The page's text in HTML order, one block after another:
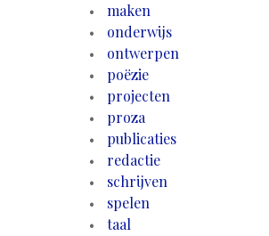
maken
onderwijs
ontwerpen
poëzie
projecten
proza
publicaties
redactie
schrijven
spelen
taal